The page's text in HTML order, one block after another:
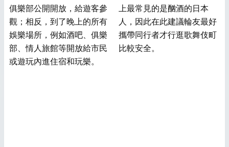
俱樂部公開開放，給遊客參
觀；相反，到了晚上的所有
娛樂場所，例如酒吧、俱樂
部、情人旅館等開放給市民
或遊玩內進住宿和玩樂。
上最常見的是酗酒的日本
人，因此在此建議輪友最好
攜帶同行者才行逛歌舞伎町
比較安全。